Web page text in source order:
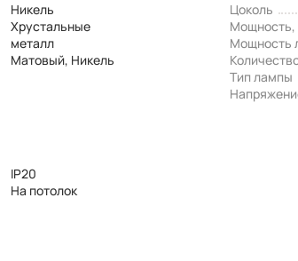
Никель
Хрустальные
металл
Матовый, Никель
Цоколь
Мощность,
Мощность
Тип лампы
IP20
На потолок